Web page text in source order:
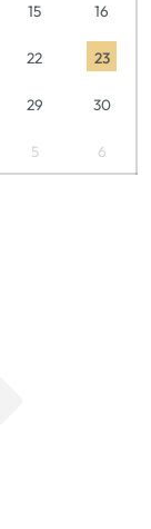
15 16
22 23
29 30
5 6